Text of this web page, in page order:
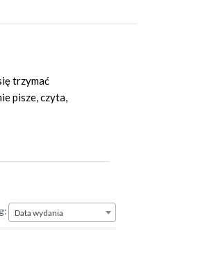
trzymać
pisze, czyta,
Data wydania
Data wydania